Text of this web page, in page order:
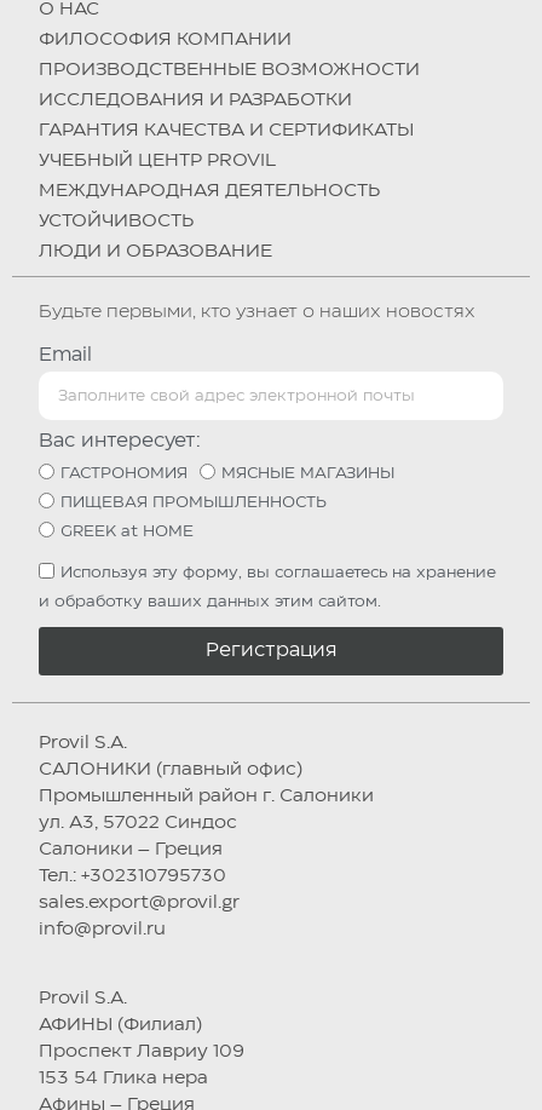
О НAC
ФИЛОСОФИЯ КОМПАНИИ
ПРОИЗВОДСТВЕННЫЕ ВОЗМОЖНОСТИ
ИССЛЕДОВАНИЯ И РАЗРАБОТКИ
ГАРАНТИЯ КАЧЕСТВА И СЕРТИФИКАТЫ
УЧЕБНЫЙ ЦЕНТР PROVIL
МЕЖДУНАРОДНАЯ ДЕЯТЕЛЬНОСТЬ
УСТОЙЧИВОСТЬ
ЛЮДИ И ОБРАЗОВАНИЕ
Будьте первыми, кто узнает о наших новостях
Email
Вас интересует:
ГАСТРОНОМИЯ
МЯСНЫЕ МАГАЗИНЫ
ПИЩЕВАЯ ПРОМЫШЛЕННОСТЬ
GREEK at HOME
Используя эту форму, вы соглашаетесь на хранение
и обработку ваших данных этим сайтом.
Регистрация
Provil S.A.
САЛОНИКИ (главный офис)
Промышленный район г. Салоники
ул. А3, 57022 Синдос
Салоники – Греция
Тел.: +302310795730
sales.export@provil.gr
info@provil.ru
Provil S.A.
АФИНЫ (Филиал)
Проспект Лавриу 109
153 54 Глика нера
Афины – Греция